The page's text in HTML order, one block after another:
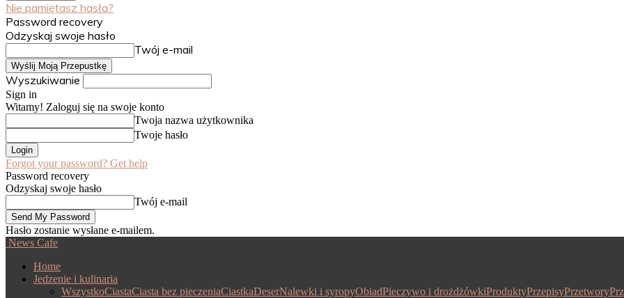
Nie pamiętasz hasła?
Password recovery
Odzyskaj swoje hasło
Twój e-mail
Wyszukiwanie
Sign in
Witamy! Zaloguj się na swoje konto
Twoja nazwa użytkownika
Twoje hasło
Forgot your password? Get help
Password recovery
Odzyskaj swoje hasło
Twój e-mail
Hasło zostanie wysłane e-mailem.
News Cafe
Home
Jedzenie i kulinaria
WszystkoCiastaCiasta bez pieczeniaCiastkaDeserNalewki i syropyObiadPieczywo i drożdżówkiProduktyPrzepisyPrzetwory